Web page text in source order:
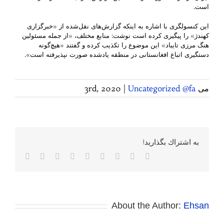
است.
این کنسولگری با اشاره به اینکه گزارش‌های نقل‌شده از «خبرگزاری
کهندژ» را پیگیری کرده است نوشت: منابع مختلف، «از جمله مسئولین
هنگ مرزی تایباد» این موضوع را تکذیب کرده و گفتند «هیچ‌گونه
دستگیری اتباع افغانستانی در منطقه یادشده صورت نپذیرفته است».
می 3rd, 2020 Uncategorized @fa
به اشتراك بگذاريد!
Facebook
Twitter
Reddit
LinkedIn
WhatsApp
Tumblr
Pinterest
About the Author: Ehsan